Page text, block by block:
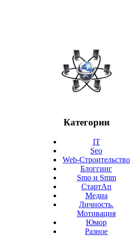
Категории
IT
Seo
Web-Строительство
Блоггинг
Smo и Smm
СтартАп
Медиа
Личность.
Мотивация
Юмор
Разное